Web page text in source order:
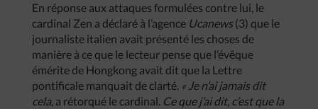
En réponse aux attaques formulées contre lui, le
cardinal Zen a déclaré à l’agence Ucanews(3) que le
journaliste italien avait présenté les choses de
manière à ce que le lecteur pense que l’évêque
émérite de Hongkong avait dit que la Lettre
pontificale manquait de clarté. « Je n’ai jamais dit
cela, a rétorqué le cardinal. Ce que j’ai dit, c’est que la